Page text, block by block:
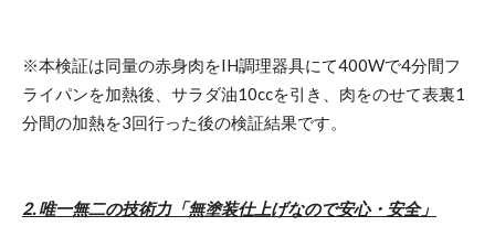
※本検証は同量の赤身肉をIH調理器具にて400Wで4分間フ
ライパンを加熱後、サラダ油10ccを引き、肉をのせて表裏1
分間の加熱を3回行った後の検証結果です。
2. 唯一無二の技術力「無塗装仕上げなので安心・安全」